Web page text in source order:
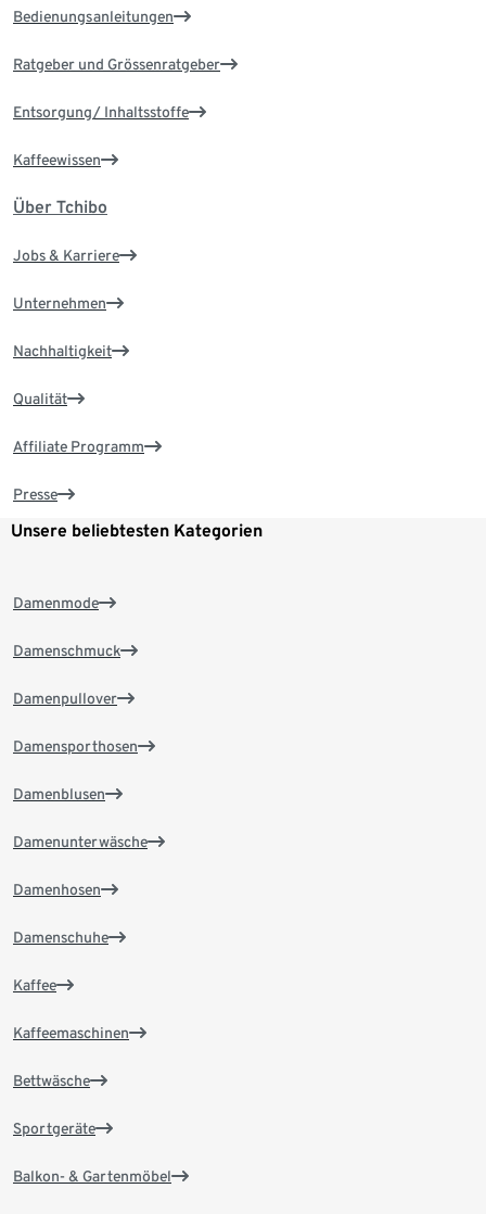
Bedienungsanleitungen
Ratgeber und Grössenratgeber
Entsorgung/ Inhaltsstoffe
Kaffeewissen
Über Tchibo
Jobs & Karriere
Unternehmen
Nachhaltigkeit
Qualität
Affiliate Programm
Presse
Unsere beliebtesten Kategorien
Damenmode
Damenschmuck
Damenpullover
Damensporthosen
Damenblusen
Damenunterwäsche
Damenhosen
Damenschuhe
Kaffee
Kaffeemaschinen
Bettwäsche
Sportgeräte
Balkon- & Gartenmöbel